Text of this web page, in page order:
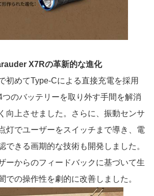
X7Rの革新的な進化
初めてType-Cによる直接充電を採用
つのバッテリーを取り外す手間を解消
向上させました。さらに、振動センサ
灯でユーザーをスイッチまで導き、電
できる画期的な技術も開発しました。
ーからのフィードバックに基づいて生
での操作性を劇的に改善しました。